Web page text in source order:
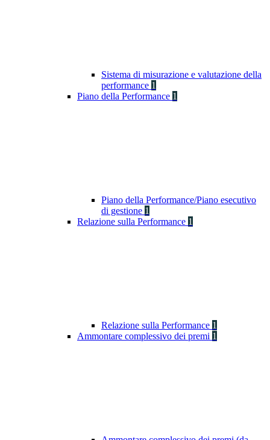
Sistema di misurazione e valutazione della
performance 1
Piano della Performance 1
Piano della Performance/Piano esecutivo
di gestione 1
Relazione sulla Performance 1
Relazione sulla Performance 1
Ammontare complessivo dei premi 1